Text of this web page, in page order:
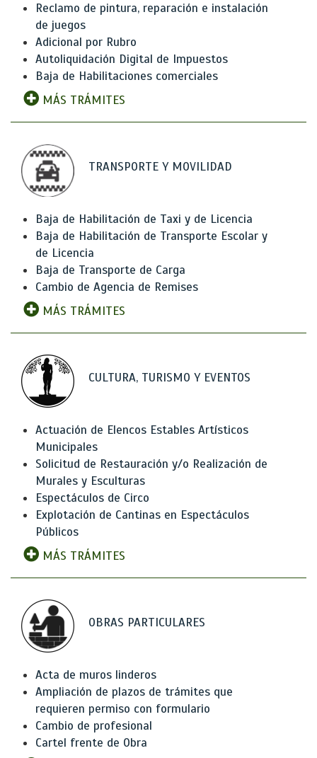
Reclamo de pintura, reparación e instalación
de juegos
Adicional por Rubro
Autoliquidación Digital de Impuestos
Baja de Habilitaciones comerciales
MÁS TRÁMITES
TRANSPORTE Y MOVILIDAD
Baja de Habilitación de Taxi y de Licencia
Baja de Habilitación de Transporte Escolar y
de Licencia
Baja de Transporte de Carga
Cambio de Agencia de Remises
MÁS TRÁMITES
CULTURA, TURISMO Y EVENTOS
Actuación de Elencos Estables Artísticos
Municipales
Solicitud de Restauración y/o Realización de
Murales y Esculturas
Espectáculos de Circo
Explotación de Cantinas en Espectáculos
Públicos
MÁS TRÁMITES
OBRAS PARTICULARES
Acta de muros linderos
Ampliación de plazos de trámites que
requieren permiso con formulario
Cambio de profesional
Cartel frente de Obra